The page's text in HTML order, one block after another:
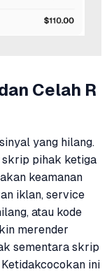
Celah R
yang hilang.
pihak ketiga
keamanan
iklan, service
atau kode
merender
sementara skrip
ini